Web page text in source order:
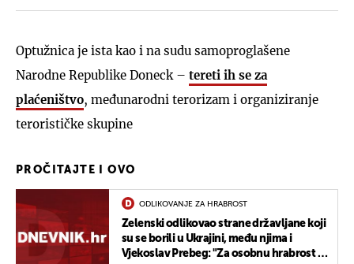
Optužnica je ista kao i na sudu samoproglašene
Narodne Republike Doneck – tereti ih se za
plaćeništvo, međunarodni terorizam i organiziranje
terorističke skupine
PROČITAJTE I OVO
ODLIKOVANJE ZA HRABROST
Zelenski odlikovao strane državljane koji
su se borili u Ukrajini, među njima i
Vjekoslav Prebeg: "Za osobnu hrabrost i